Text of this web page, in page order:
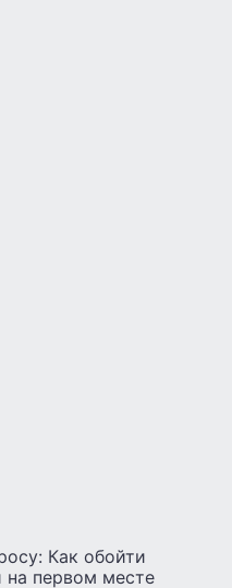
Как обойти
на первом месте